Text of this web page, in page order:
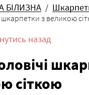
БІЛИЗНА
шкарпетки з великою
назад
сіткою